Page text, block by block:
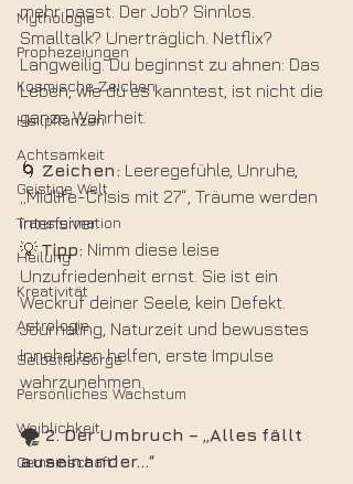
Mythologie
Prophezeiungen
Kosmische Zeichen
Heilpflanzen
Achtsamkeit
Geistige Welt
Transformation
Heilung
Kreativität
Astrologie
Selbstfürsorge
Persönliches Wachstum
Weiblichkeit
Gemeinschaft
mehr passt. Der Job? Sinnlos.
Smalltalk? Unerträglich. Netflix?
Langweilig. Du beginnst zu ahnen: Das
Leben, wie du es kanntest, ist nicht die
ganze Wahrheit.
🌀 Zeichen: Leeregefühle, Unruhe,
„Midlife-Crisis mit 27“, Träume werden
intensiver.
💡 Tipp: Nimm diese leise
Unzufriedenheit ernst. Sie ist ein
Weckruf deiner Seele, kein Defekt.
Journaling, Naturzeit und bewusstes
Innehalten helfen, erste Impulse
wahrzunehmen.
🌪️ 2. Der Umbruch – „Alles fällt
auseinander…“